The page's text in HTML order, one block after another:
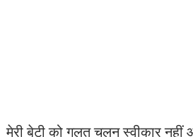
मेरी बेटी को गलत चलन स्वीकार नहीं